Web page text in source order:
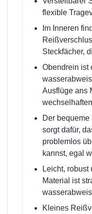
flexible
Im Inneren
Steckfächer,
Obendrein ist
Ausflüge ans
Der
sorgt dafür,
problemlos
kannst, egal
Leicht,
Material ist
Kleines